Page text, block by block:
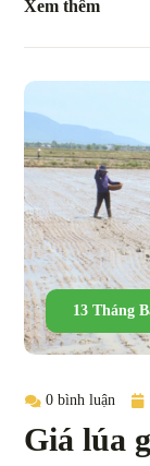
Xem thêm
13 Tháng
0 bình luận
Giá lúa